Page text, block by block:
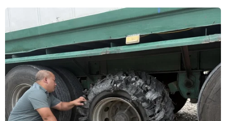
Kinh tế Singapore năm 2020 sẽ rơi vào
suy thoái do dịch COVID-19
28/04/2020 11:06
Dịch bệnh hoành hành cùng các biện pháp “ngắt
mạch” của Chính phủ Singapore nhằm ngăn chặn sự
lây lan của virus SARS-CoV-2 gây dịch COVID-19 đã
gây thiệt hại lớn cho nền kinh tế nước này.